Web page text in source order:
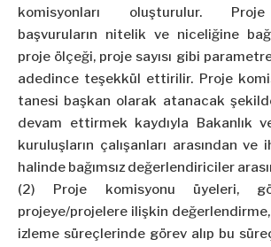
komisyonları oluşturulur. Proje
başvuruların nitelik ve niceliğine
proje ölçeği, proje sayısı gibi
adedince teşekkül ettirilir. Proje
tanesi başkan olarak atanacak
devam ettirmek kaydıyla Bakanlık
kuruluşların çalışanları arasından
halinde bağımsız değerlendiriciler
(2) Proje komisyonu üyeleri,
projeye/projelere ilişkin
izleme süreçlerinde görev alıp bu